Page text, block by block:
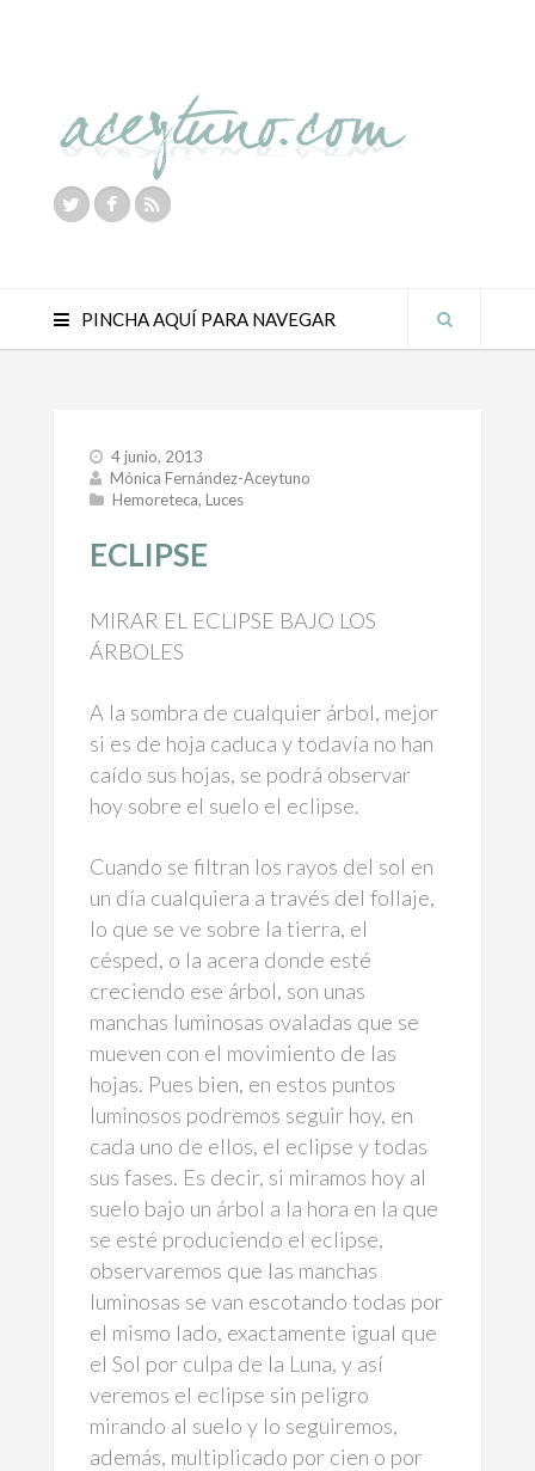
PINCHA AQUÍ PARA NAVEGAR
4 junio, 2013
Mónica Fernández-Aceytuno
Hemoreteca, Luces
ECLIPSE
MIRAR EL ECLIPSE BAJO LOS
ÁRBOLES
A la sombra de cualquier árbol, mejor
si es de hoja caduca y todavía no han
caído sus hojas, se podrá observar
hoy sobre el suelo el eclipse.
Cuando se filtran los rayos del sol en
un día cualquiera a través del follaje,
lo que se ve sobre la tierra, el
césped, o la acera donde esté
creciendo ese árbol, son unas
manchas luminosas ovaladas que se
mueven con el movimiento de las
hojas. Pues bien, en estos puntos
luminosos podremos seguir hoy, en
cada uno de ellos, el eclipse y todas
sus fases. Es decir, si miramos hoy al
suelo bajo un árbol a la hora en la que
se esté produciendo el eclipse,
observaremos que las manchas
luminosas se van escotando todas por
el mismo lado, exactamente igual que
el Sol por culpa de la Luna, y así
veremos el eclipse sin peligro
mirando al suelo y lo seguiremos,
además, multiplicado por cien o por